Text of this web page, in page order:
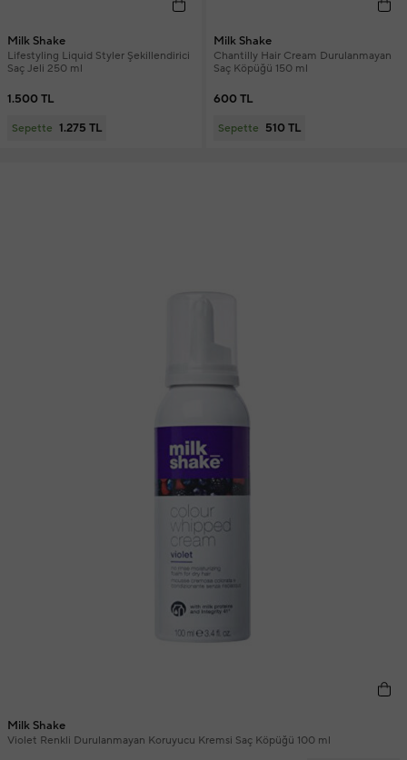
Milk Shake
Lifestyling Liquid Styler Şekillendirici
Saç Jeli 250 ml
1.500 TL
Sepette 1.275 TL
Milk Shake
Chantilly Hair Cream Durulanmayan
Saç Köpüğü 150 ml
600 TL
Sepette 510 TL
Milk Shake
Violet Renkli Durulanmayan Koruyucu Kremsi Saç Köpüğü 100 ml